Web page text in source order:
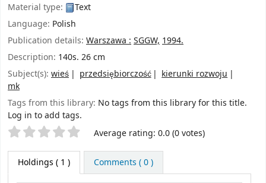
Material type:
Text
Language: Polish
Publication details: Warszawa : SGGW, 1994.
Description: 140s. 26 cm
Subject(s): wieś przedsiębiorczość
kierunki rozwoju
mk
Tags from this library: No tags from this library for this title.
Log in to add tags.
Star ratings Average rating: 0.0 (0 votes)
Holdings ( 1 ) Comments ( 0 )